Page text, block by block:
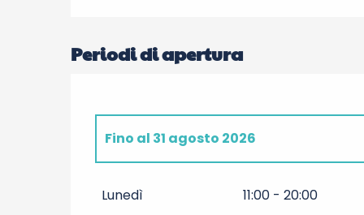
Periodi di apertura
14 maggio 2026 al30 giugno 2026
Fino al 31 agosto 2026
Lunedì 11:00 - 20:00